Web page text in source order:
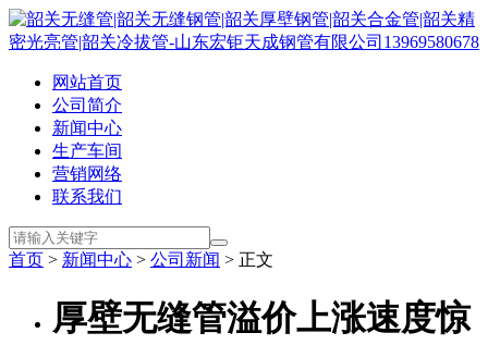
网站首页
公司简介
新闻中心
生产车间
营销网络
联系我们
首页 > 新闻中心 > 公司新闻 > 正文
厚壁无缝管溢价上涨速度惊